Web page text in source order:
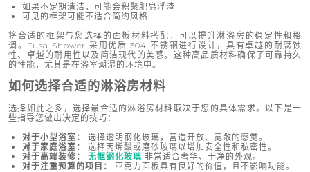
如果不定期清洁，可能会积聚肥皂浮渣
可见的框架可能不适合简约风格
将合适的框架与您选择的面板材料搭配，可以提升淋浴房的稳定性和格
调。Fusa Shower 采用优质 304 不锈钢进行设计，具有卓越的耐腐蚀
性、卓越的耐用性以及简洁现代的美感。这种高品质材料确保了可靠持久
的性能，尤其是在浴室潮湿的环境中。
如何选择合适的淋浴房材料
选择如此之多，选择最合适的淋浴房材料取决于您的具体需求。以下是一
些指导您做出决定的技巧：
对于小型浴室：
选择透明钢化玻璃，营造开放、宽敞的感觉。
对于家庭浴室：
选择丙烯酸或磨砂玻璃以增加安全性和私密性。
对于高端装修：
无框钢化玻璃 非常适合奢华、干净的外观。
对于注重预算的项目：
亚克力面板具有良好的价值，且不影响功能。